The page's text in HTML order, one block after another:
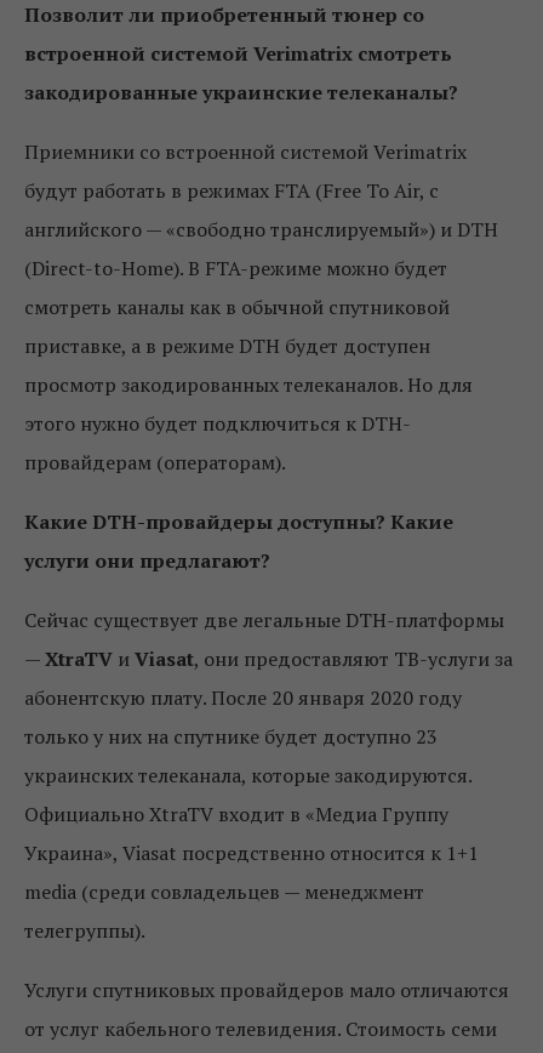
Позволит ли приобретенный тюнер со
встроенной системой Verimatrix смотреть
закодированные украинские телеканалы?
Приемники со встроенной системой Verimatrix
будут работать в режимах FTA (Free To Air, с
английского — «свободно транслируемый») и DTH
(Direct-to-Home). В FTA-режиме можно будет
смотреть каналы как в обычной спутниковой
приставке, а в режиме DTH будет доступен
просмотр закодированных телеканалов. Но для
этого нужно будет подключиться к DTH-
провайдерам (операторам).
Какие DTH-провайдеры доступны? Какие
услуги они предлагают?
Сейчас существует две легальные DTH-платформы
—XtraTV иViasat, они предоставляют ТВ-услуги за
абонентскую плату. После 20 января 2020 году
только у них на спутнике будет доступно 23
украинских телеканала, которые закодируются.
Официально XtraTV входит в «Медиа Группу
Украина», Viasat посредственно относится к 1+1
media (среди совладельцев — менеджмент
телегруппы).
Услуги спутниковых провайдеров мало отличаются
от услуг кабельного телевидения. Стоимость семи